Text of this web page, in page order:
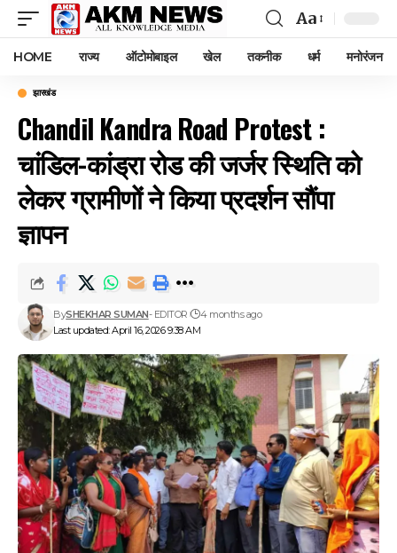
Font
Resizer
Aa
HOME राज्य ऑटोमोबाइल खेल तकनीक धर्म मनोरंजन
झारखंड
Chandil Kandra Road Protest :
चांडिल-कांड्रा रोड की जर्जर स्थिति को
लेकर ग्रामीणों ने किया प्रदर्शन सौंपा
ज्ञापन
Last updated: April 16, 2026 9:38 AM
BySHEKHAR SUMAN- EDITOR 4 months ago